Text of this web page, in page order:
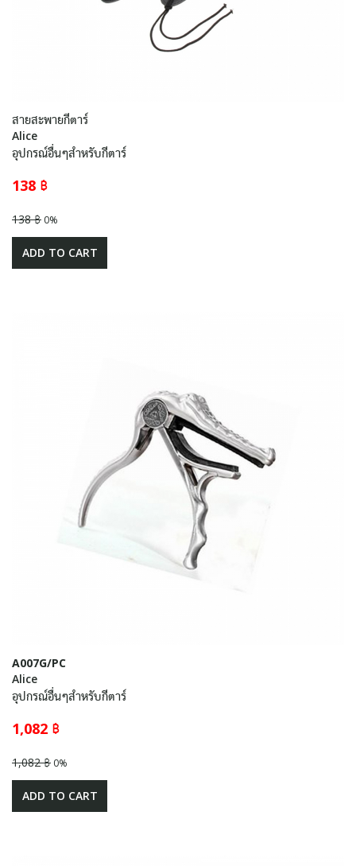
สายสะพายกีตาร์
Alice
อุปกรณ์อื่นๆสำหรับกีตาร์
138 ฿
138 ฿ 0%
ADD TO CART
A007G/PC
Alice
อุปกรณ์อื่นๆสำหรับกีตาร์
1,082 ฿
1,082 ฿ 0%
ADD TO CART